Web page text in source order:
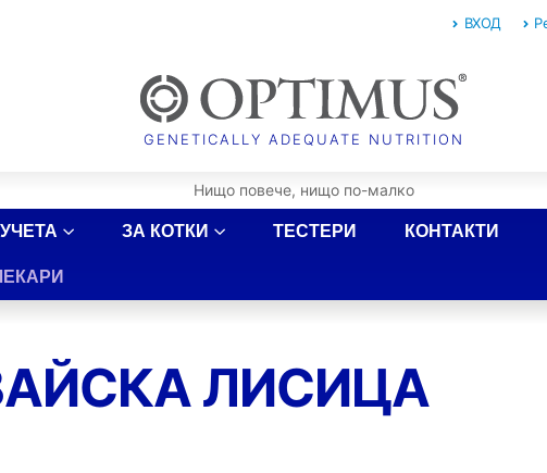
ВХОД
ЗА КОТКИ ТЕСТЕРИ КОНТАКТИ
ЛИСИЦА